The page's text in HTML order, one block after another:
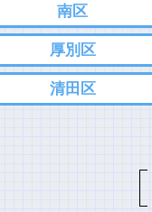
南区
厚別区
清田区